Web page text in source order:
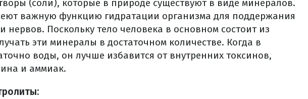
(соли), которые в природе существуют в виде минералов.
важную функцию гидратации организма для поддержания
Поскольку тело человека в основном состоит из
эти минералы в достаточном количестве. Когда в
воды, он лучше избавится от внутренних токсинов,
и аммиак.